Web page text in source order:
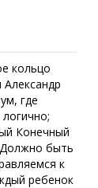
кольцо
где
Конечный
быть
к
ребенок